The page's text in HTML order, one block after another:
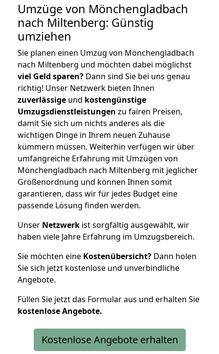
Umzüge von Mönchengladbach
nach Miltenberg: Günstig
umziehen
Sie planen einen Umzug von Mönchengladbach
nach Miltenberg und möchten dabei möglichst
viel Geld sparen? Dann sind Sie bei uns genau
richtig! Unser Netzwerk bieten Ihnen
zuverlässige und kostengünstige
Umzugsdienstleistungen zu fairen Preisen,
damit Sie sich um nichts anderes als die
wichtigen Dinge in Ihrem neuen Zuhause
kümmern müssen. Weiterhin verfügen wir über
umfangreiche Erfahrung mit Umzügen von
Mönchengladbach nach Miltenberg mit jeglicher
Größenordnung und können Ihnen somit
garantieren, dass wir für jedes Budget eine
passende Lösung finden werden.
Unser Netzwerk ist sorgfältig ausgewählt, wir
haben viele Jahre Erfahrung im Umzugsbereich.
Sie möchten eine Kostenübersicht? Dann holen
Sie sich jetzt kostenlose und unverbindliche
Angebote.
Füllen Sie jetzt das Formular aus und erhalten Sie
kostenloseAngebote.
Kostenlose Angebote erhalten